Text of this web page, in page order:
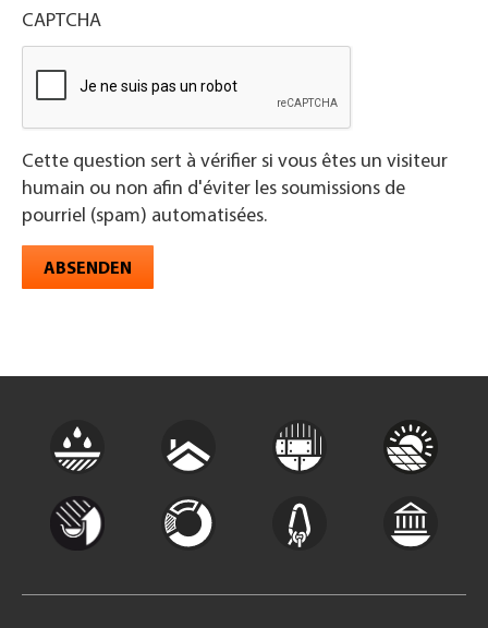
CAPTCHA
Cette question sert à vérifier si vous êtes un visiteur
humain ou non afin d'éviter les soumissions de
pourriel (spam) automatisées.
ABSENDEN